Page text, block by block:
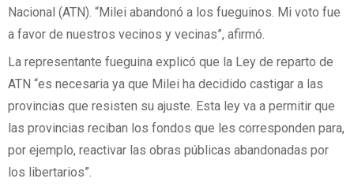
Nacional (ATN). “Milei abandonó a los fueguinos. Mi voto fue
a favor de nuestros vecinos y vecinas”, afirmó.
La representante fueguina explicó que la Ley de reparto de
ATN “es necesaria ya que Milei ha decidido castigar a las
provincias que resisten su ajuste. Esta ley va a permitir que
las provincias reciban los fondos que les corresponden para,
por ejemplo, reactivar las obras públicas abandonadas por
los libertarios”.